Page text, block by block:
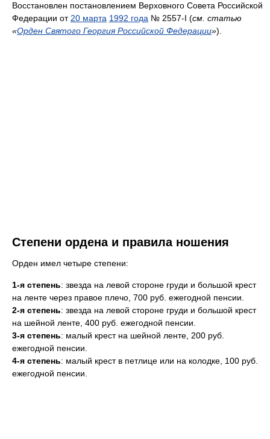
Восстановлен постановлением Верховного Совета Российской
Федерации от 20 марта 1992 года № 2557-I (см. статью
«Орден Святого Георгия Российской Федерации»).
Степени ордена и правила ношения
Орден имел четыре степени:
1-я степень: звезда на левой стороне груди и большой крест
на ленте через правое плечо, 700 руб. ежегодной пенсии.
2-я степень: звезда на левой стороне груди и большой крест
на шейной ленте, 400 руб. ежегодной пенсии.
3-я степень: малый крест на шейной ленте, 200 руб.
ежегодной пенсии.
4-я степень: малый крест в петлице или на колодке, 100 руб.
ежегодной пенсии.